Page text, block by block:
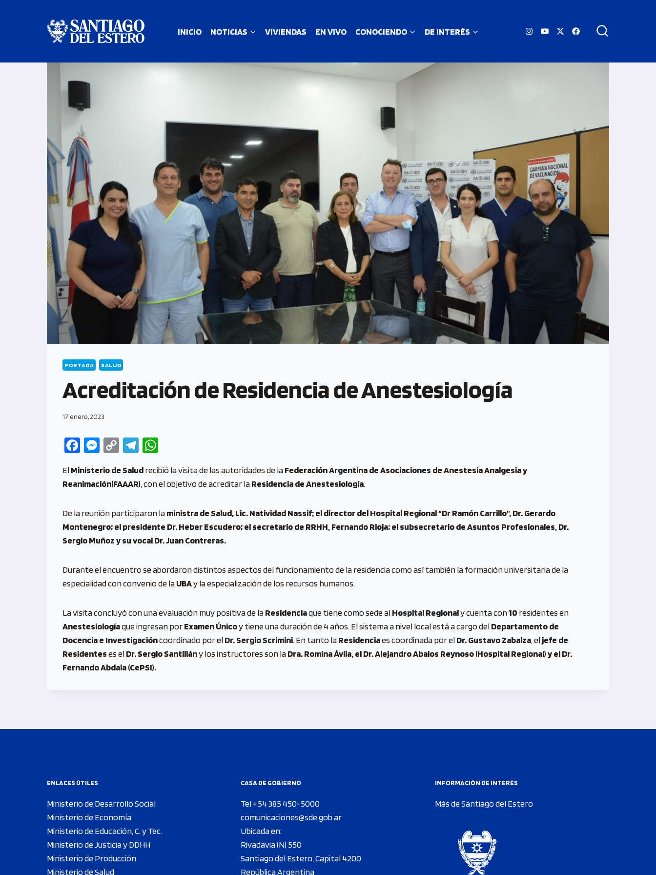
INICIO NOTICIAS VIVIENDAS EN VIVO CONOCIENDO DE INTERÉS
PORTADA SALUD
Acreditación de Residencia de Anestesiología
17 enero, 2023
Fa
b
o
o
k
M
se
n
g
er
C
py
Li
n
k
Te
gr
a
m
at
s
A
p
p
ElMinisterio de Saludrecibió la visita de las autoridades de laFederación Argentina de Asociaciones de Anestesia Analgesia y
Reanimación(FAAAR) , con el objetivo de acreditar laResidencia de Anestesiología.
De la reunión participaron laministra de Salud, Lic. Natividad Nassif; el director del Hospital Regional “Dr Ramón Carrillo”, Dr. Gerardo
Montenegro; el presidente Dr. Heber Escudero; el secretario de RRHH, Fernando Rioja; el subsecretario de Asuntos Profesionales, Dr.
Sergio Muñoz y su vocal Dr. Juan Contreras.
Durante el encuentro se abordaron distintos aspectos del funcionamiento de la residencia como así también la formación universitaria de la
especialidad con convenio de laUBAy la especialización de los recursos humanos.
La visita concluyó con una evaluación muy positiva de laResidenciaque tiene como sede alHospital Regionaly cuenta con10 residentes en
Anestesiologíaque ingresan porExamen Únicoy tiene una duración de 4 años. El sistema a nivel local está a cargo delDepartamento de
Docencia e Investigacióncoordinado por elDr. Sergio Scrimini. En tanto laResidenciaes coordinada por elDr. Gustavo Zabalza , eljefe de
Residenteses elDr. Sergio Santillány los instructores son laDra. Romina Ávila, el Dr. Alejandro Abalos Reynoso (Hospital Regional) y el Dr.
Fernando Abdala (CePSI).
ENLACES ÚTILES
Ministerio de Desarrollo Social
Ministerio de Economía
Ministerio de Educación, C. y Tec.
Ministerio de Justicia y DDHH
Ministerio de Producción
Ministerio de Salud
CASA DE GOBIERNO
Tel +54 385 450-5000
comunicaciones@sde.gob.ar
Ubicada en:
Rivadavia (N) 550
Santiago del Estero, Capital 4200
República Argentina
INFORMACIÓN DE INTERÉS
Más de Santiago del Estero